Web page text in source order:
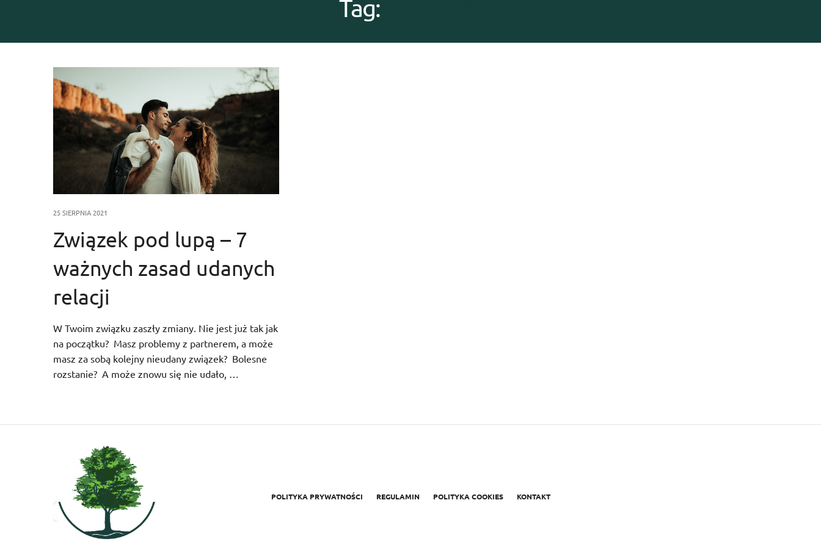
Tag:
25 SIERPNIA 2021
Związek pod lupą – 7
ważnych zasad udanych
relacji
W Twoim związku zaszły zmiany. Nie jest już tak jak
na początku? Masz problemy z partnerem, a może
masz za sobą kolejny nieudany związek? Bolesne
rozstanie? A może znowu się nie udało, …
POLITYKA PRYWATNOŚCI REGULAMIN POLITYKA COOKIES KONTAKT